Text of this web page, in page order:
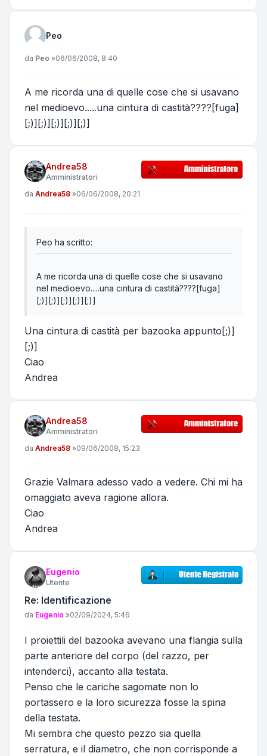
Peo
Messaggio
da Peo »06/06/2008, 8:40
A me ricorda una di quelle cose che si usavano
nel medioevo.....una cintura di castità????[fuga]
[;)][;)][;)][;)][;)]
Andrea58
Amministratori
Messaggio
da Andrea58 »06/06/2008, 20:21
Peo ha scritto:
A me ricorda una di quelle cose che si usavano
nel medioevo.....una cintura di castità????[fuga]
[;)][;)][;)][;)][;)]
Una cintura di castità per bazooka appunto[;)]
[;)]
Ciao
Andrea
Andrea58
Amministratori
Messaggio
da Andrea58 »09/06/2008, 15:23
Grazie Valmara adesso vado a vedere. Chi mi ha
omaggiato aveva ragione allora.
Ciao
Andrea
Eugenio
Utente
Re: Identificazione
Messaggio
da Eugenio »02/09/2024, 5:46
I proiettili del bazooka avevano una flangia sulla
parte anteriore del corpo (del razzo, per
intenderci), accanto alla testata.
Penso che le cariche sagomate non lo
portassero e la loro sicurezza fosse la spina
della testata.
Mi sembra che questo pezzo sia quella
serratura, e il diametro, che non corrisponde a